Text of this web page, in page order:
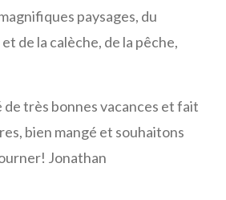
paysages, du
de la calèche, de la pêche,
de très bonnes vacances et fait
bien mangé et souhaitons
Jonathan